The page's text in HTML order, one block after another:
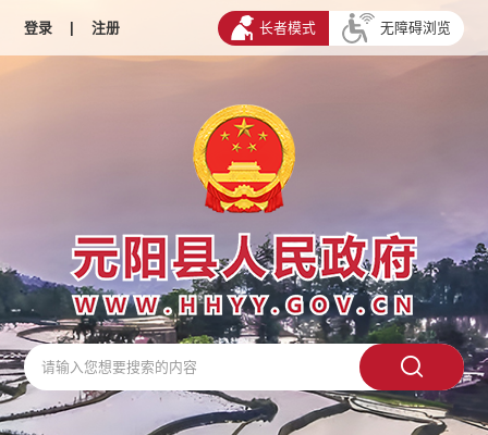
登录 | 注册 长者模式 无障碍浏览